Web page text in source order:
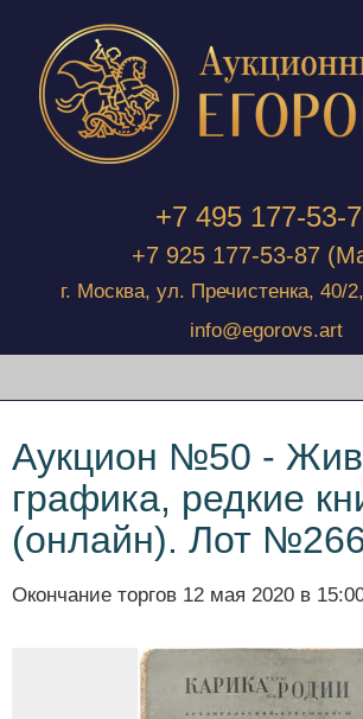
+7 495 177-53-
+7 925 177-53-87
г. Москва, ул. Пречистенка, 40/
info@egorovs.art
Аукцион №50 -
графика, редкие
(онлайн). Лот
Окончание торгов 12 мая 2020 в